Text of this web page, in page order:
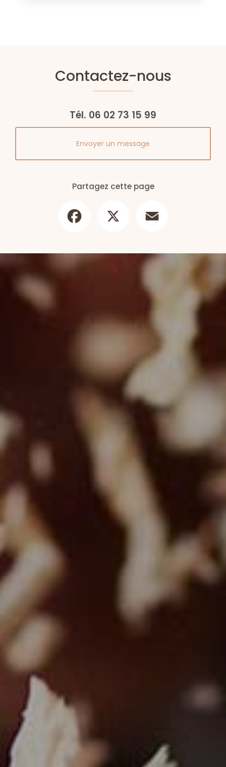
Contactez-nous
Tél. 06 02 73 15 99
Envoyer un message
Partagez cette page